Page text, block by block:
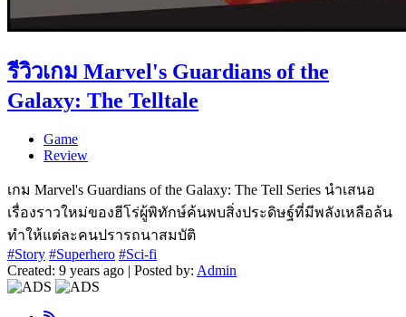
รีวิวเกม Marvel's Guardians of the
Galaxy: The Telltale
Game
Review
เกม Marvel's Guardians of the Galaxy: The Tell Series นำเสนอ
เรื่องราวใหม่ของฮีโร่ผู้พิทักษ์ค้นพบสิ่งประดิษฐ์ที่มีพลังเหลือล้น
ทำให้แต่ละคนปรารถนาสมบัติ
#Story #Superhero #Sci-fi
Created: 9 years ago | Posted by: Admin